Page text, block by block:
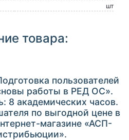
шт
товара:
пользователей
работы в РЕД ОС».
8 академических часов.
по выгодной цене в
магазине «АСП-